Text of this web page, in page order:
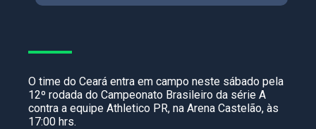
O time do Ceará entra em campo neste sábado pela
12º rodada do Campeonato Brasileiro da série A
contra a equipe Athletico PR, na Arena Castelão, às
17:00 hrs.